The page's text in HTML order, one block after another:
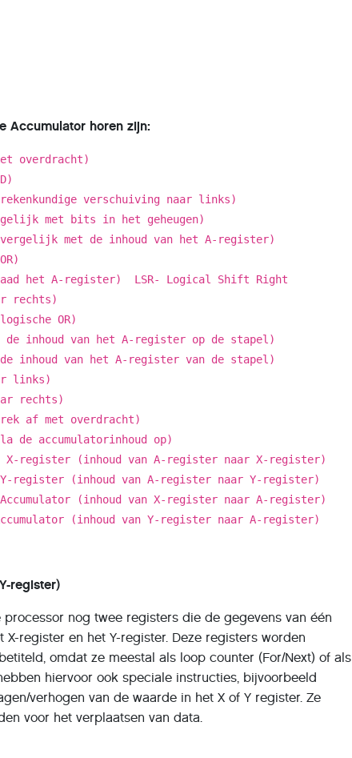
Accumulator horen zijn:
overdracht)
verschuiving naar links)
met bits in het geheugen)
(vergelijk met de inhoud van het A-register)
het A-register) LSR- Logical Shift Right
rechts)
OR)
de inhoud van het A-register op de stapel)
inhoud van het A-register van de stapel)
links)
rechts)
af met overdracht)
de accumulatorinhoud op)
X-register (inhoud van A-register naar X-register)
register (inhoud van A-register naar Y-register)
(inhoud van X-register naar A-register)
(inhoud van Y-register naar A-register)
register)
nog twee registers die de gegevens van één
register en het Y-register. Deze registers worden
omdat ze meestal als loop counter (For/Next) of als
hiervoor ook speciale instructies, bijvoorbeeld
verhogen van de waarde in het X of Y register. Ze
voor het verplaatsen van data.